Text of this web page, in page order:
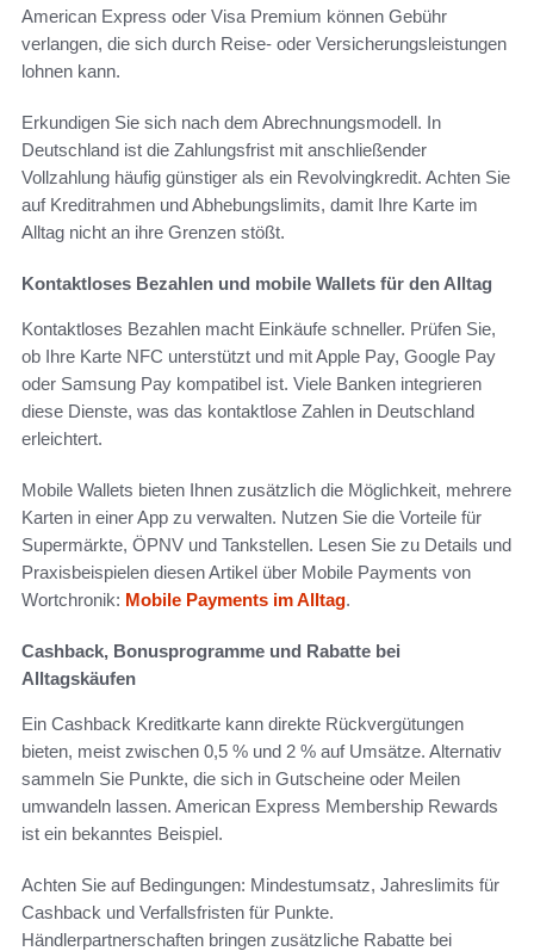
American Express oder Visa Premium können Gebühr
verlangen, die sich durch Reise- oder Versicherungsleistungen
lohnen kann.
Erkundigen Sie sich nach dem Abrechnungsmodell. In
Deutschland ist die Zahlungsfrist mit anschließender
Vollzahlung häufig günstiger als ein Revolvingkredit. Achten Sie
auf Kreditrahmen und Abhebungslimits, damit Ihre Karte im
Alltag nicht an ihre Grenzen stößt.
Kontaktloses Bezahlen und mobile Wallets für den Alltag
Kontaktloses Bezahlen macht Einkäufe schneller. Prüfen Sie,
ob Ihre Karte NFC unterstützt und mit Apple Pay, Google Pay
oder Samsung Pay kompatibel ist. Viele Banken integrieren
diese Dienste, was das kontaktlose Zahlen in Deutschland
erleichtert.
Mobile Wallets bieten Ihnen zusätzlich die Möglichkeit, mehrere
Karten in einer App zu verwalten. Nutzen Sie die Vorteile für
Supermärkte, ÖPNV und Tankstellen. Lesen Sie zu Details und
Praxisbeispielen diesen Artikel über Mobile Payments von
Wortchronik: Mobile Payments im Alltag.
Cashback, Bonusprogramme und Rabatte bei
Alltagskäufen
Ein Cashback Kreditkarte kann direkte Rückvergütungen
bieten, meist zwischen 0,5 % und 2 % auf Umsätze. Alternativ
sammeln Sie Punkte, die sich in Gutscheine oder Meilen
umwandeln lassen. American Express Membership Rewards
ist ein bekanntes Beispiel.
Achten Sie auf Bedingungen: Mindestumsatz, Jahreslimits für
Cashback und Verfallsfristen für Punkte.
Händlerpartnerschaften bringen zusätzliche Rabatte bei